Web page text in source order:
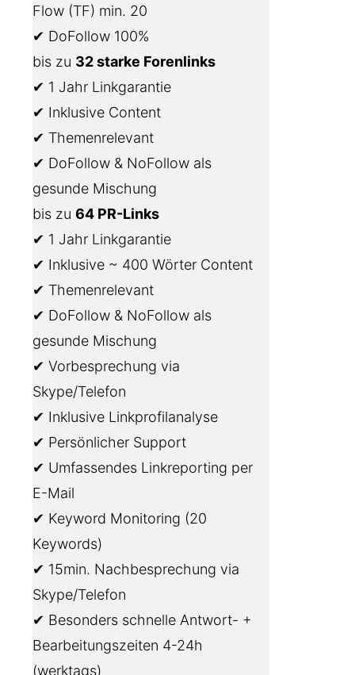
Flow (TF) min. 20
✔ DoFollow 100%
bis zu 32 starke Forenlinks
✔ 1 Jahr Linkgarantie
✔ Inklusive Content
✔ Themenrelevant
✔ DoFollow & NoFollow als
gesunde Mischung
bis zu 64 PR-Links
✔ 1 Jahr Linkgarantie
✔ Inklusive ~ 400 Wörter Content
✔ Themenrelevant
✔ DoFollow & NoFollow als
gesunde Mischung
✔ Vorbesprechung via
Skype/Telefon
✔ Inklusive Linkprofilanalyse
✔ Persönlicher Support
✔ Umfassendes Linkreporting per
E-Mail
✔ Keyword Monitoring (20
Keywords)
✔ 15min. Nachbesprechung via
Skype/Telefon
✔ Besonders schnelle Antwort- +
Bearbeitungszeiten 4-24h
(werktags)